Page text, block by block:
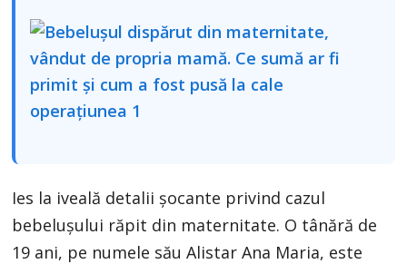
Ies la iveală detalii șocante privind cazul
bebelușului răpit din maternitate. O tânără de
19 ani, pe numele său Alistar Ana Maria, este